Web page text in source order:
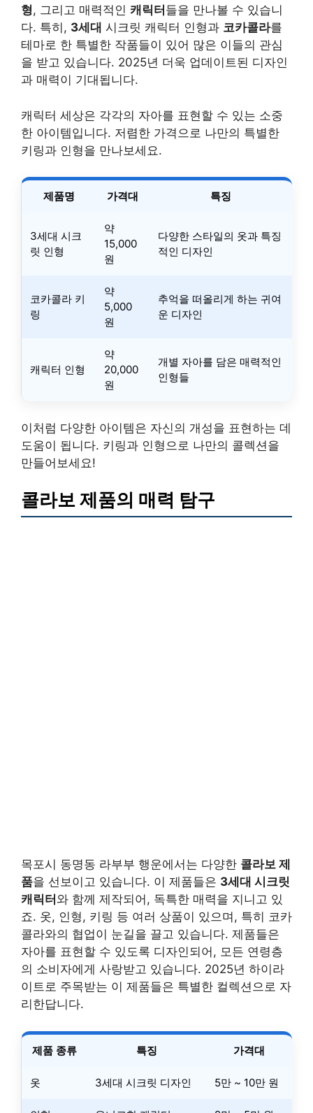
형, 그리고 매력적인 캐릭터 들을 만나볼 수 있습니
다. 특히, 3세대 시크릿 캐릭터 인형과 코카콜라를
테마로 한 특별한 작품들이 있어 많은 이들의 관심
을 받고 있습니다. 2025년 더욱 업데이트된 디자인
과 매력이 기대됩니다.
캐릭터 세상은 각각의 자아를 표현할 수 있는 소중
한 아이템입니다. 저렴한 가격으로 나만의 특별한
키링과 인형을 만나보세요.
제품명 가격대 특징
3세대 시크
릿 인형
약
15,000
원
다양한 스타일의 옷과 특징
적인 디자인
코카콜라 키
링
약
5,000
원
추억을 떠올리게 하는 귀여
운 디자인
캐릭터 인형
약
20,000
원
개별 자아를 담은 매력적인
인형들
이처럼 다양한 아이템은 자신의 개성을 표현하는 데
도움이 됩니다. 키링과 인형으로 나만의 콜렉션을
만들어보세요!
콜라보 제품의 매력 탐구
목포시 동명동 라부부 행운에서는 다양한 콜라보 제
품을 선보이고 있습니다. 이 제품들은 3세대 시크릿
캐릭터 와 함께 제작되어, 독특한 매력을 지니고 있
죠. 옷, 인형, 키링 등 여러 상품이 있으며, 특히 코카
콜라와의 협업이 눈길을 끌고 있습니다. 제품들은
자아를 표현할 수 있도록 디자인되어, 모든 연령층
의 소비자에게 사랑받고 있습니다. 2025년 하이라
이트로 주목받는 이 제품들은 특별한 컬렉션으로 자
리한답니다.
제품 종류 특징 가격대
옷 3세대 시크릿 디자인 5만 ~ 10만 원